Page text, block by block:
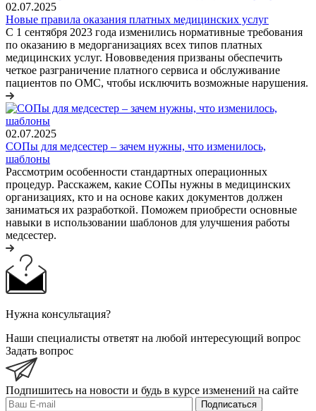
02.07.2025
Новые правила оказания платных медицинских услуг
С 1 сентября 2023 года изменились нормативные требования
по оказанию в медорганизациях всех типов платных
медицинских услуг. Нововведения призваны обеспечить
четкое разграничение платного сервиса и обслуживание
пациентов по ОМС, чтобы исключить возможные нарушения.
02.07.2025
СОПы для медсестер – зачем нужны, что изменилось,
шаблоны
Рассмотрим особенности стандартных операционных
процедур. Расскажем, какие СОПы нужны в медицинских
организациях, кто и на основе каких документов должен
заниматься их разработкой. Поможем приобрести основные
навыки в использовании шаблонов для улучшения работы
медсестер.
Нужна консультация?
Наши специалисты ответят на любой интересующий вопрос
Задать вопрос
Подпишитесь на новости и будь в курсе изменений на сайте
Подписаться